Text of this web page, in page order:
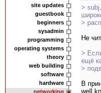
site updates
guestbook
beginners
sysadmin
programming
operating systems
theory
web building
software
hardware
networking
>
>
Не
>
ещё
>
В
well